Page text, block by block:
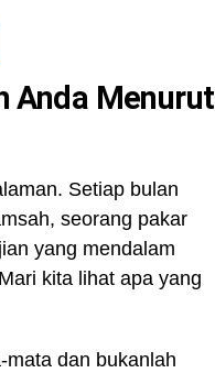
Anda Menurut
Setiap bulan
seorang pakar
yang mendalam
kita lihat apa yang
dan bukanlah